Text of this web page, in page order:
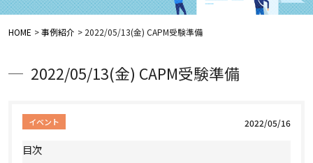
HOME 事例紹介 2022/05/13(金) CAPM受験準備
2022/05/13(金) CAPM受験準備
イベント 2022/05/16
目次